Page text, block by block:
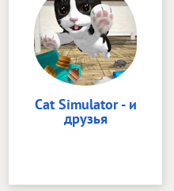
Cat Simulator - и
друзья